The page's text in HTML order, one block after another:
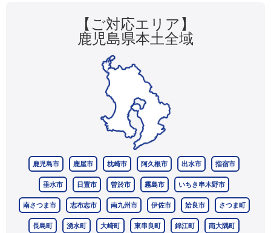
【ご対応エリア】
鹿児島県本土全域
鹿児島市 鹿屋市 枕崎市 阿久根市 出水市 指宿市
垂水市 日置市 曽於市 霧島市 いちき串木野市
南さつま市 志布志市 南九州市 伊佐市 姶良市 さつま町
長島町 湧水町 大崎町 東串良町 錦江町 南大隅町